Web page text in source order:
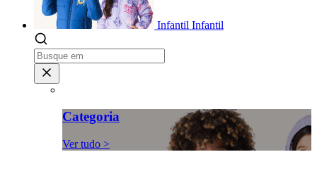
Infantil Infantil
Categoria
Ver tudo >